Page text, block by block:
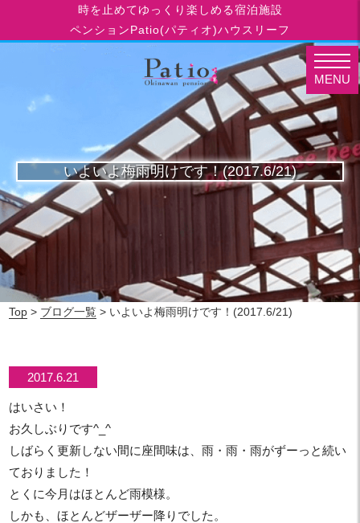
時を止めてゆっくり楽しめる宿泊施設
ペンションPatio(パティオ)ハウスリーフ
いよいよ梅雨明けです！(2017.6/21)
Top > ブログ一覧 > いよいよ梅雨明けです！(2017.6/21)
2017.6.21
はいさい！
お久しぶりです^_^
しばらく更新しない間に座間味は、雨・雨・雨がずーっと続い
ておりました！
とくに今月はほとんど雨模様。
しかも、ほとんどザーザー降りでした。
MENU